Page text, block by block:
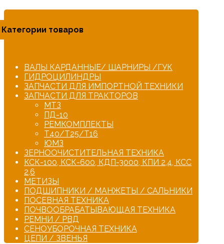
Категории товаров
ВАЛЫ КАРДАННЫЕ/ ШАРНИРЫ /ГУК
ГИДРОЦИЛИНДРЫ
ЗАПЧАСТИ ДЛЯ ИМПОРТНОЙ ТЕХНИКИ
ЗАПЧАСТИ ДЛЯ ТРАКТОРОВ
МТЗ
ПД-10
РЕМКОМПЛЕКТЫ
Т40/Т25/Т16
ЮМЗ
ЗЕРНООЧИСТИТЕЛЬНАЯ ТЕХНИКА
КСК-100, КСК-600, КДП-3000, КПИ 2,4, КСС
2,6
МЕТИЗЫ
ПОДШИПНИКИ / МАНЖЕТЫ / САЛЬНИКИ
ПОСЕВНАЯ ТЕХНИКА
ПОЧВООБРАБАТЫВАЮЩАЯ ТЕХНИКА
РЕМНИ / РВД
СЕНОУБОРОЧНАЯ ТЕХНИКА
ЦЕПИ / ЗВЕНЬЯ